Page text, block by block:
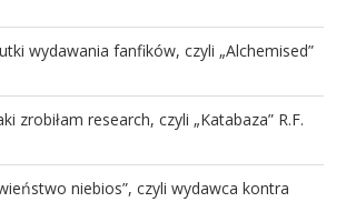
wydawania fanfików, czyli „Alchemised”
zrobiłam research, czyli „Katabaza” R.F.
niebios”, czyli wydawca kontra